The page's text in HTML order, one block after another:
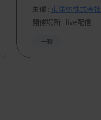
主催 : 東洋紡株式会社
開催場所 : live配信
一般